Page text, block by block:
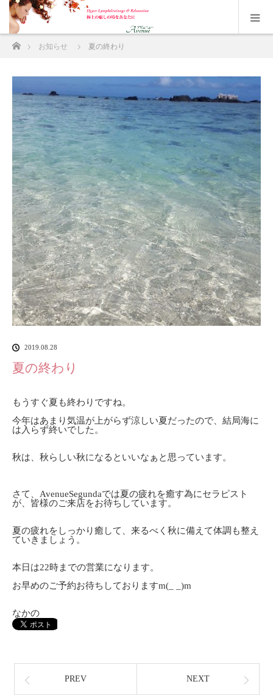
ホームお知らせ 夏の終わり
2019.08.28
夏の終わり
もうすぐ夏も終わりですね。
今年はあまり気温が上がらず涼しい夏だったので、結局海に
は入らず終いでした。
秋は、秋らしい秋になるといいなぁと思っています。
さて、AvenueSegundaでは夏の疲れを癒す為にセラピスト
が、皆様のご来店をお待ちしています。
夏の疲れをしっかり癒して、来るべく秋に備えて体調も整え
ていきましょう。
本日は22時までの営業になります。
お早めのご予約お待ちしておりますm(_ _)m
なかの
PREV NEXT